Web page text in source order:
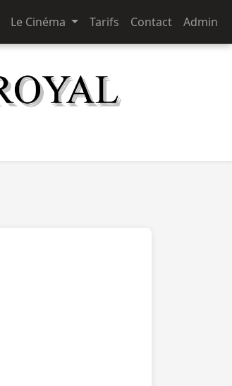
Le Cinéma Tarifs Contact Admin